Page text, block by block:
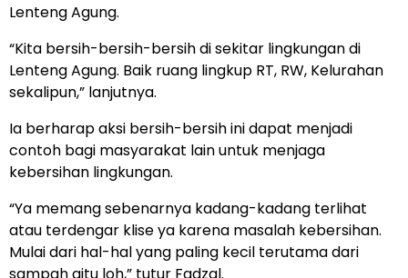
Lenteng Agung.
“Kita bersih-bersih-bersih di sekitar lingkungan di
Lenteng Agung. Baik ruang lingkup RT, RW, Kelurahan
sekalipun,” lanjutnya.
Ia berharap aksi bersih-bersih ini dapat menjadi
contoh bagi masyarakat lain untuk menjaga
kebersihan lingkungan.
“Ya memang sebenarnya kadang-kadang terlihat
atau terdengar klise ya karena masalah kebersihan.
Mulai dari hal-hal yang paling kecil terutama dari
sampah gitu loh,” tutur Fadzal.